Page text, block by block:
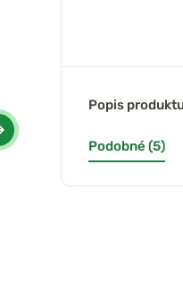
Popis
Podobné (5)